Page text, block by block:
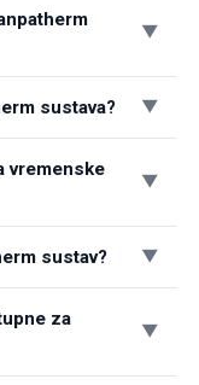
sustava?
vremenske
sustav?
za